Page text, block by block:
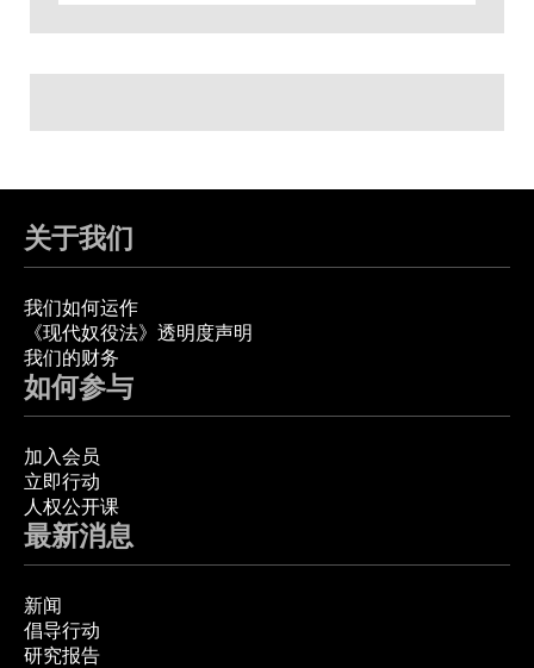
关于我们
我们如何运作
《现代奴役法》透明度声明
我们的财务
如何参与
加入会员
立即行动
人权公开课
最新消息
新闻
倡导行动
研究报告